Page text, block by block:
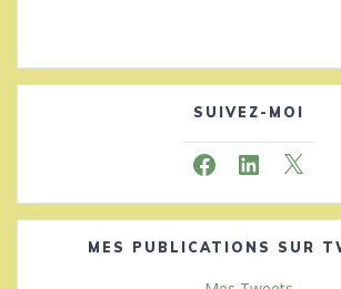
SUIVEZ-MOI
FacebookLinkedIn
X
MES PUBLICATIONS SUR